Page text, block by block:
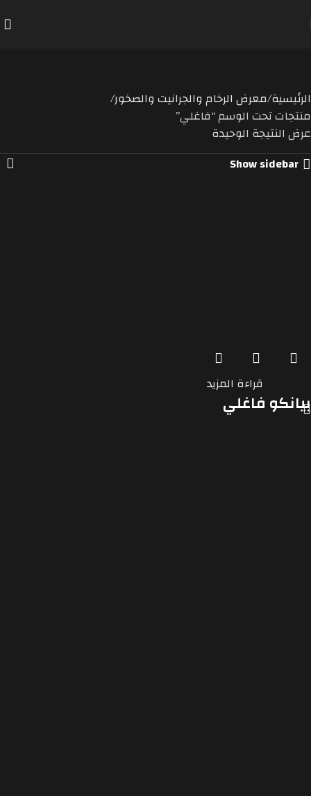
الرئيسية معرض الرخام والجرانيت والصخور
منتجات تحت الوسم “فاغلي”
عرض النتيجة الوحيدة
Show sidebar
قراءة المزيد
بيانكو فاغلي